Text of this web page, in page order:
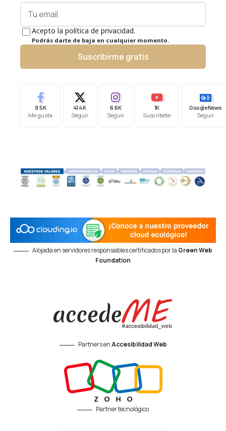
Acepto la política de privacidad.
Podrás darte de baja en cualquier momento.
Suscribirme gratis
9.5K
Me gusta
41.4K
Seguir
6.6K
Seguir
1K
Suscríbete
Google News
Seguir
Alojada en servidores responsables certificados por la Green Web
Foundation
Partners enAccesibilidad Web
Partner tecnológico